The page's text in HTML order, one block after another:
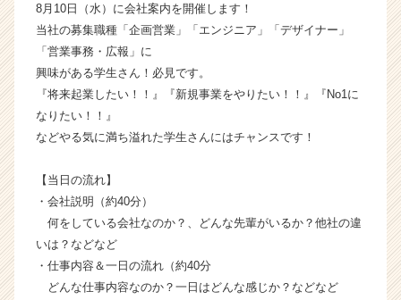
企
業
か
ら
カ
ト
就
イ
ト
8月10日（水）に会社案内を開催します！
当社の募集職種「企画営業」「エンジニア」「デザイナー」
「営業事務・広報」に
興味がある学生さん！必見です。
『将来起業したい！！』『新規事業をやりたい！！』『No1に
なりたい！！』
などやる気に満ち溢れた学生さんにはチャンスです！
【当日の流れ】
・会社説明（約40分）
何をしている会社なのか？、どんな先輩がいるか？他社の違
いは？などなど
・仕事内容＆一日の流れ（約40分
どんな仕事内容なのか？一日はどんな感じか？などなど